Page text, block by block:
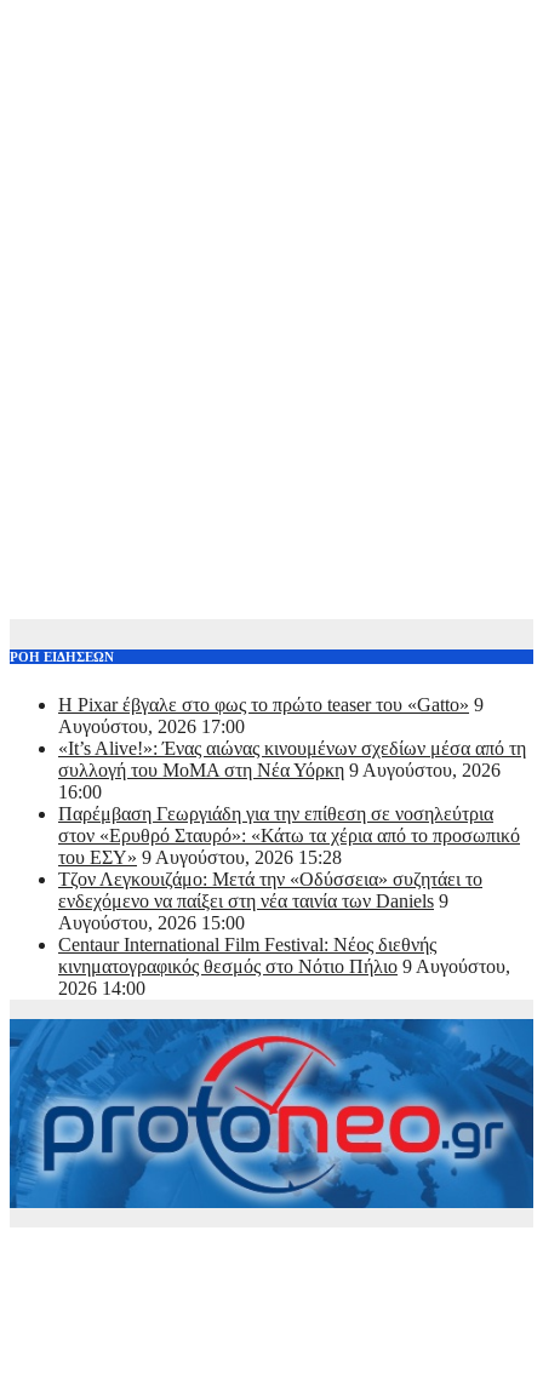
ΡΟΗ ΕΙΔΗΣΕΩΝ
Η Pixar έβγαλε στο φως το πρώτο teaser του «Gatto» 9
Αυγούστου, 2026 17:00
«It’s Alive!»: Ένας αιώνας κινουμένων σχεδίων μέσα από τη
συλλογή του MoMA στη Νέα Υόρκη 9 Αυγούστου, 2026
16:00
Παρέμβαση Γεωργιάδη για την επίθεση σε νοσηλεύτρια
στον «Ερυθρό Σταυρό»: «Κάτω τα χέρια από το προσωπικό
του ΕΣΥ» 9 Αυγούστου, 2026 15:28
Τζον Λεγκουιζάμο: Μετά την «Οδύσσεια» συζητάει το
ενδεχόμενο να παίξει στη νέα ταινία των Daniels 9
Αυγούστου, 2026 15:00
Centaur International Film Festival: Νέος διεθνής
κινηματογραφικός θεσμός στο Νότιο Πήλιο 9 Αυγούστου,
2026 14:00